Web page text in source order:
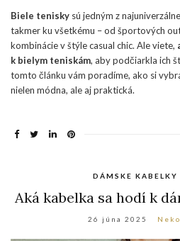
Biele tenisky sú jedným z
takmer ku všetkému – od športových
kombinácie v štýle casual chic. Ale viete,
k bielym teniskám, aby podčiarkla ich
tomto článku vám poradíme, ako si
nielen módna, ale aj praktická.
DÁMSKE KABELKY
Aká kabelka sa hodí k
26 júna 2025